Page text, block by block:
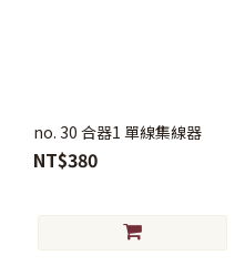
(1)
材
no. 30 合器1 單線集線器
NT$380